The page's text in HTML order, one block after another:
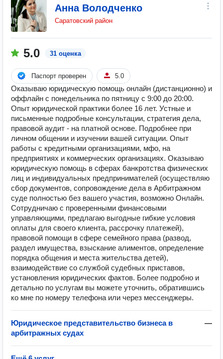
Анна Володченко
Саратовский район
5.0 31 оценка
Паспорт проверен 5.0
Оказываю юридическую помощь онлайн (дистанционно) и
оффлайн с понедельника по пятницу с 9:00 до 20:00.
Опыт юридической практики более 16 лет. Устные и
письменные подробные консультации, стратегия дела,
правовой аудит - на платной основе. Подробнее при
личном общении и изучении вашей ситуации. Опыт
работы с кредитными организациями, мфо, на
предприятиях и коммерческих организациях. Оказываю
юридическую помощь в сферах банкротства физических
лиц и индивидуальных предпринимателей (осуществляю
сбор документов, сопровождение дела в Арбитражном
суде полностью без вашего участия, возможно Онлайн.
Сотрудничаю с проверенными финансовыми
управляющими, предлагаю выгодные гибкие условия
оплаты для своего клиента, рассрочку платежей),
правовой помощи в сфере семейного права (развод,
раздел имущества, взыскание алиментов, определение
порядка общения и места жительства детей),
взаимодействие со службой судебных приставов,
установления юридических фактов. Более подробно и
детально по услугам вы можете уточнить, обратившись
ко мне по номеру телефона или через мессенджеры.
Юридическое представительство бизнеса в
арбитражных судах
—